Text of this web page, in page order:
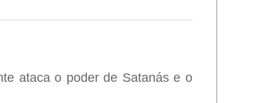
ataca o poder de Satanás e o